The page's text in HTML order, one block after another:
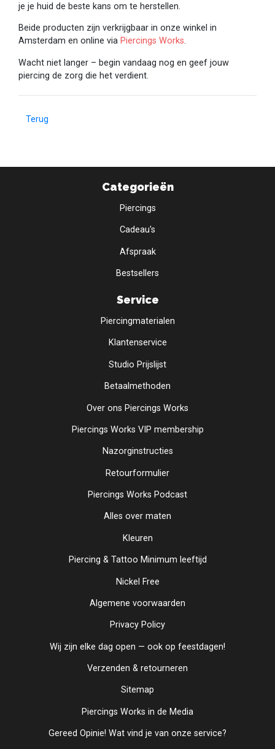
je je huid de beste kans om te herstellen.
Beide producten zijn verkrijgbaar in onze winkel in
Amsterdam en online via Piercings Works.
Wacht niet langer – begin vandaag nog en geef jouw
piercing de zorg die het verdient.
Terug
Categorieën
Piercings
Cadeau's
Afspraak
Bestsellers
Service
Piercingmaterialen
Klantenservice
Studio Prijslijst
Betaalmethoden
Over ons Piercings Works
Piercings Works VIP membership
Nazorginstructies
Retourformulier
Piercings Works Podcast
Alles over maten
Kleuren
Piercing & Tattoo Minimum leeftijd
Nickel Free
Algemene voorwaarden
Privacy Policy
Wij zijn elke dag open — ook op feestdagen!
Verzenden & retourneren
Sitemap
Piercings Works in de Media
Gereed Opinie! Wat vind je van onze service?